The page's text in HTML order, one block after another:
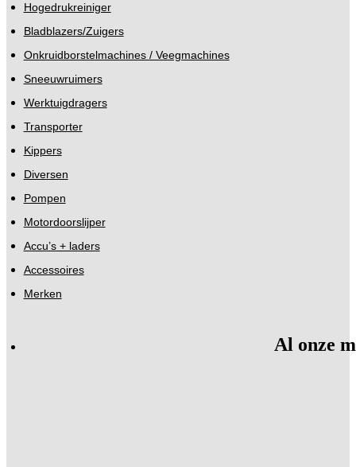
Hogedrukreiniger
Bladblazers/Zuigers
Onkruidborstelmachines / Veegmachines
Sneeuwruimers
Werktuigdragers
Transporter
Kippers
Diversen
Pompen
Motordoorslijper
Accu’s + laders
Accessoires
Merken
Al onze